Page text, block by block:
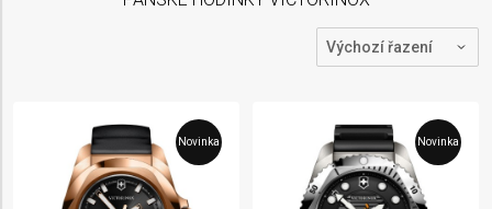
Novinka Novinka